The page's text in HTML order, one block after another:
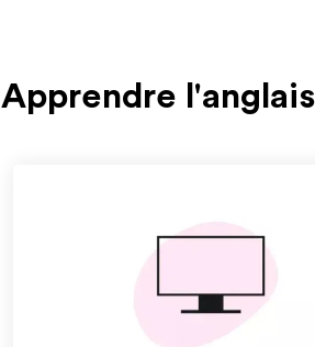
Apprendre